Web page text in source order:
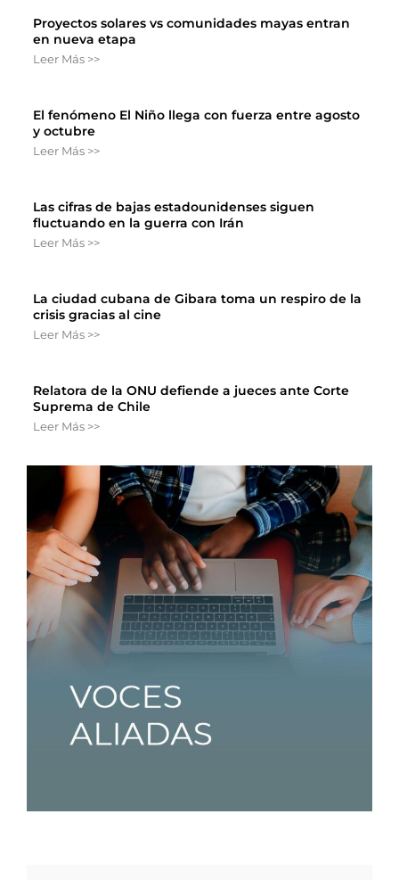
Proyectos solares vs comunidades mayas entran
en nueva etapa
Leer Más >>
El fenómeno El Niño llega con fuerza entre agosto
y octubre
Leer Más >>
Las cifras de bajas estadounidenses siguen
fluctuando en la guerra con Irán
Leer Más >>
La ciudad cubana de Gibara toma un respiro de la
crisis gracias al cine
Leer Más >>
Relatora de la ONU defiende a jueces ante Corte
Suprema de Chile
Leer Más >>